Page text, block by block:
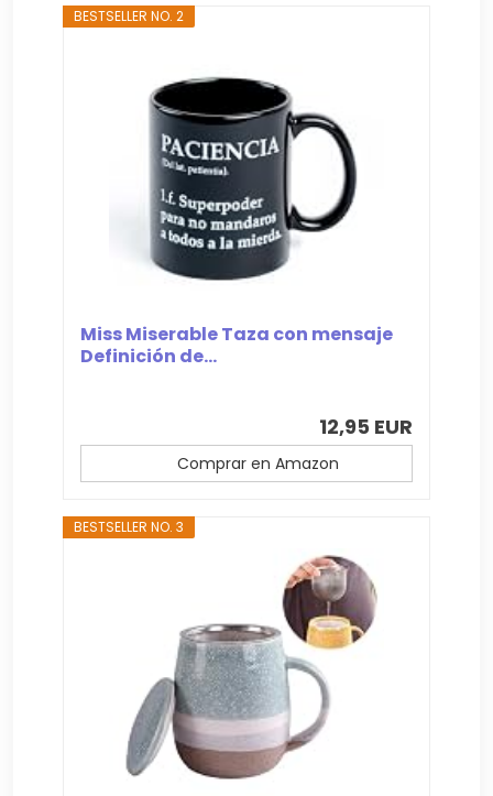
BESTSELLER NO. 2
Miss Miserable Taza con mensaje
Definición de...
12,95 EUR
Comprar en Amazon
BESTSELLER NO. 3